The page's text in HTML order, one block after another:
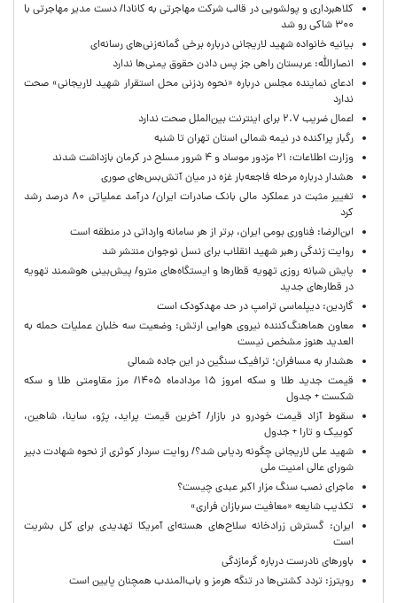
کلاهبرداری و پولشویی در قالب شرکت مهاجرتی به کانادا/ دست مدیر مهاجرتی با
۳۰۰ شاکی رو شد
بیانیه خانواده شهید لاریجانی درباره برخی گمانه‌زنی‌های رسانه‌ای
انصارالله: عربستان راهی جز پس دادن حقوق یمنی‌ها ندارد
ادعای نماینده مجلس درباره «نحوه ردزنی محل استقرار شهید لاریجانی» صحت
ندارد
اعمال ضریب ۲.۷ برای اینترنت بین‌الملل صحت ندارد
رگبار پراکنده در نیمه شمالی استان تهران تا شنبه
وزارت اطلاعات: ۲۱ مزدور موساد و ۴ شرور مسلح در کرمان بازداشت شدند
هشدار درباره مرحله فاجعه‌بار غزه در میان آتش‌بس‌های صوری
تغییر مثبت در عملکرد مالی بانک صادرات ایران/ درآمد عملیاتی ۸۰ درصد رشد
کرد
ابن‌الرضا: فناوری بومی ایران، برتر از هر سامانه وارداتی در منطقه است
روایت زندگی رهبر شهید انقلاب برای نسل نوجوان منتشر شد
پایش شبانه روزی تهویه قطارها و ایستگاه‌های مترو/ پیش‌بینی هوشمند تهویه
در قطارهای جدید
گاردین: دیپلماسی ترامپ در حد مهدکودک است
معاون هماهنگ‌کننده نیروی هوایی ارتش: وضعیت سه خلبان عملیات حمله به
العدید هنوز مشخص نیست
هشدار به مسافران؛ ترافیک سنگین در این جاده شمالی
قیمت جدید طلا و سکه امروز ۱۵ مردادماه ۱۴۰۵/ مرز مقاومتی طلا و سکه
شکست + جدول
سقوط آزاد قیمت خودرو در بازار/ آخرین قیمت پراید، پژو، ساینا، شاهین،
کوییک و تارا + جدول
شهید علی لاریجانی چگونه ردیابی شد؟/ روایت سردار کوثری از نحوه شهادت دبیر
شورای عالی امنیت ملی
ماجرای نصب سنگ مزار اکبر عبدی چیست؟
تکذیب شایعه «معافیت سربازان فراری»
ایران: گسترش زرادخانه سلاح‌های هسته‌ای آمریکا تهدیدی برای کل بشریت
است
باورهای نادرست درباره گرمازدگی
رویترز: تردد کشتی‌ها در تنگه هرمز و باب‌المندب همچنان پایین است